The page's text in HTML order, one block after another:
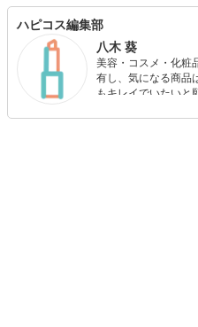
ハピコス編集部
八木 葵
美容・コスメ・化粧
有し、気になる商品
もキレイでいたいと